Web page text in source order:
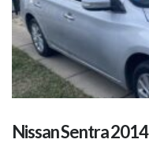
Nissan Sentra 2014